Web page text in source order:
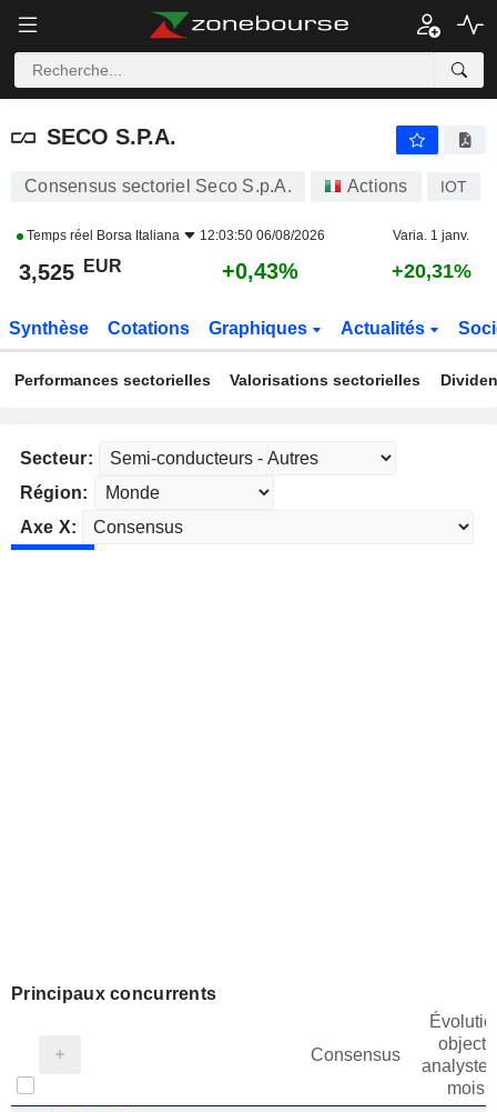
SECO S.P.A.
SECO S.P.A.
Consensus sectoriel Seco S.p.A. Actions IOT
Temps réel Borsa Italiana 12:03:50 06/08/2026 Varia. 1 janv.
3,525 EUR +0,43% +20,31%
Synthèse Cotations Graphiques Actualités
Performances sectorielles Valorisations sectorielles
Secteur:
Région:
Axe X:
Principaux concurrents
Consensus
objectif
mois